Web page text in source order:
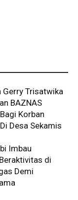
Gerry Trisatwika
BAZNAS
Korban
Desa Sekamis
Imbau
di
Demi